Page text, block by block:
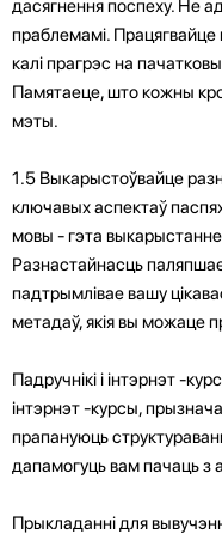
дасягнення поспеху. Не
праблемамі. Працягвайце
калі прагрэс на
Памятаеце, што кожны
мэты.
1.5 Выкарыстоўвайце
ключавых аспектаў
мовы - гэта
Разнастайнасць
падтрымлівае вашу
метадаў, якія вы можаце
Падручнікі і інтэрнэт -
інтэрнэт -курсы,
прапануюць
дапамогуць вам пачаць з
Прыкладанні для